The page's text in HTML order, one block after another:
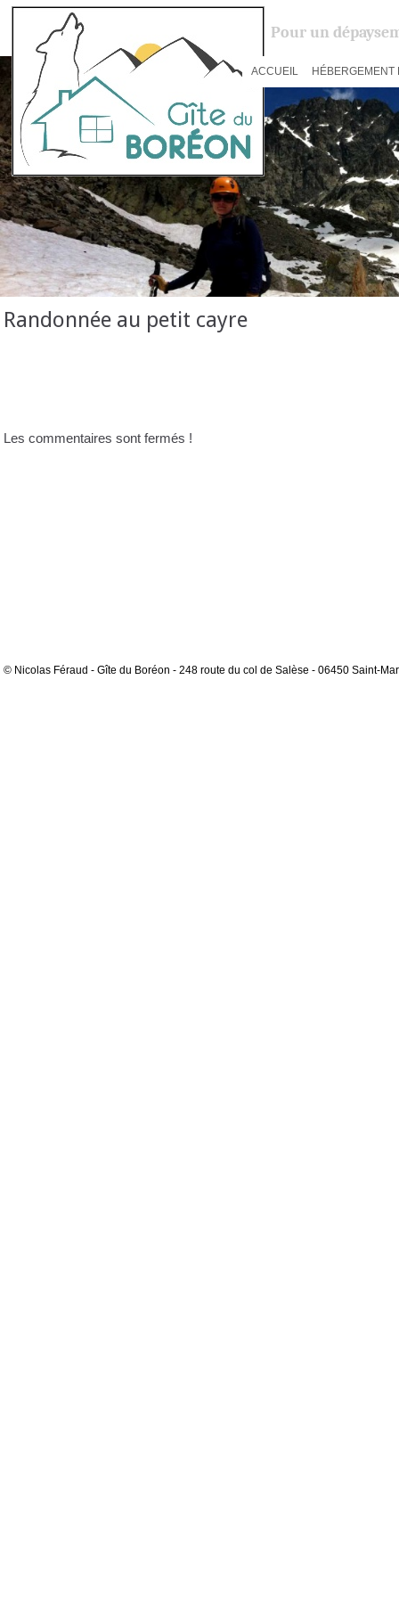
Pour un
ACCUEIL HÉBERGEMENT
Randonnée au petit cayre
Les commentaires sont fermés !
© Nicolas Féraud - Gîte du Boréon - 248 route du col de Salèse - 06450 Saint-